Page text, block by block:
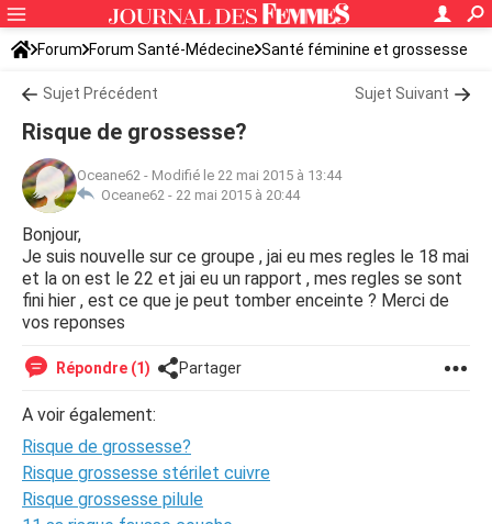
Forum Forum Santé-Médecine Santé féminine et grossesse
Tomber enceinte
Sujet Précédent Sujet Suivant
Risque de grossesse?
Oceane62 - Modifié le 22 mai 2015 à 13:44
Oceane62 - 22 mai 2015 à 20:44
Bonjour,
Je suis nouvelle sur ce groupe , jai eu mes regles le 18 mai
et la on est le 22 et jai eu un rapport , mes regles se sont
fini hier , est ce que je peut tomber enceinte ? Merci de
vos reponses
Répondre (1) Partager
A voir également:
Risque de grossesse?
Risque grossesse stérilet cuivre
Risque grossesse pilule